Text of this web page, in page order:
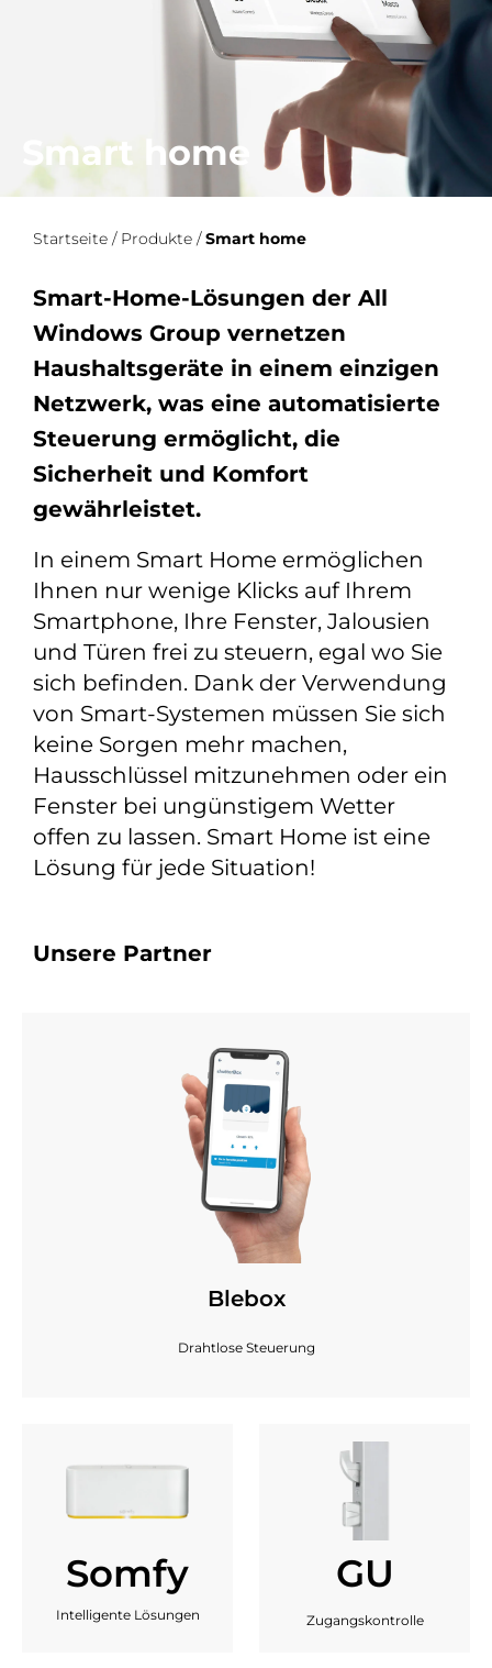
Smart home
Startseite / Produkte /Smart home
Smart-Home-Lösungen der All
Windows Group vernetzen
Haushaltsgeräte in einem einzigen
Netzwerk, was eine automatisierte
Steuerung ermöglicht, die
Sicherheit und Komfort
gewährleistet.
In einem Smart Home ermöglichen
Ihnen nur wenige Klicks auf Ihrem
Smartphone, Ihre Fenster, Jalousien
und Türen frei zu steuern, egal wo Sie
sich befinden. Dank der Verwendung
von Smart-Systemen müssen Sie sich
keine Sorgen mehr machen,
Hausschlüssel mitzunehmen oder ein
Fenster bei ungünstigem Wetter
offen zu lassen. Smart Home ist eine
Lösung für jede Situation!
Unsere Partner
Blebox
Drahtlose Steuerung
Somfy
Intelligente Lösungen
GU
Zugangskontrolle